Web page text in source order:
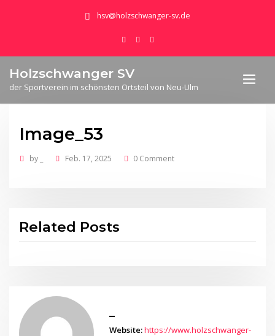
hsv@holzschwanger-sv.de
Holzschwanger SV
der Sportverein im schönsten Ortsteil von Neu-Ulm
Image_53
by Feb. 17, 2025 0 Comment
Related Posts
Website:https://www.holzschwanger-